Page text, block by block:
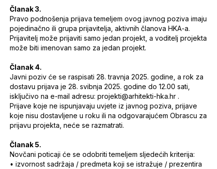
Članak 3.
Pravo podnošenja prijava temeljem ovog javnog poziva imaju
pojedinačno ili grupa prijavitelja, aktivnih članova HKA-a.
Prijavitelj može prijaviti samo jedan projekt, a voditelj projekta
može biti imenovan samo za jedan projekt.
Članak 4.
Javni poziv će se raspisati 28. travnja 2025. godine, a rok za
dostavu prijava je 28. svibnja 2025. godine do 12.00 sati,
isključivo na e-mail adresu: projekti@arhitekti-hka.hr .
Prijave koje ne ispunjavaju uvjete iz javnog poziva, prijave
koje nisu dostavljene u roku ili na odgovarajućem Obrascu za
prijavu projekta, neće se razmatrati.
Članak 5.
Novčani poticaji će se odobriti temeljem sljedećih kriterija:
• izvornost sadržaja / predmeta koji se istražuje / prezentira